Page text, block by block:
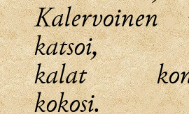
Kalervoinen
katsoi,
kalat
kokosi.